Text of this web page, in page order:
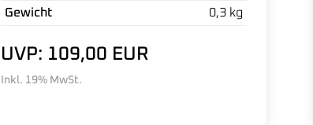
Gewicht
0,3 kg
UVP: 109,00 EUR
Inkl. 19% MwSt.